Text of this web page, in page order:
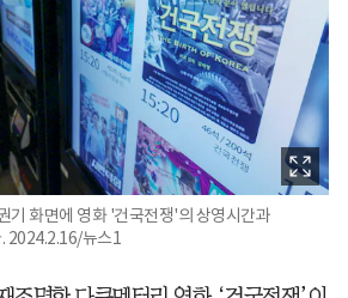
기 화면에 영화 '건국전쟁'의 상영시간과
2024.2.16/뉴스1